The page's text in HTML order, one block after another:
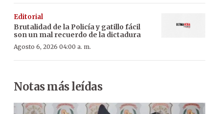
Editorial
Brutalidad de la Policía y gatillo fácil
son un mal recuerdo de la dictadura
Agosto 6, 2026 04:00 a. m.
Notas más leídas